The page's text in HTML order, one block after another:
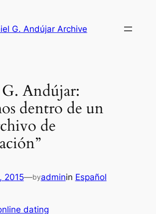
G. Andújar Archive
Andújar:
dentro de un
de
2015—byadminin Español
dating